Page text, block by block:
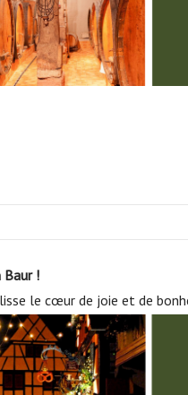
Baur !
le cœur de joie et de